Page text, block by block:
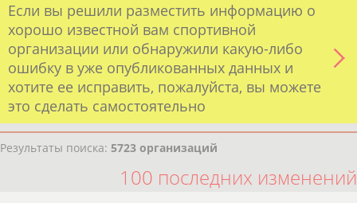
Если вы решили разместить информацию о
хорошо известной вам спортивной
организации или обнаружили какую-либо
ошибку в уже опубликованных данных и
хотите ее исправить, пожалуйста, вы можете
это сделать самостоятельно
Результаты поиска: 5723 организаций
100 последних изменений